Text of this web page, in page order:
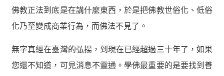
佛教正法到底是在講什麼東西，於是把佛教世俗化、低俗
化乃至變成商業行為，而佛法不見了。
無字真經在臺灣的弘揚，到現在已經超過三十年了，如果
您還不知道，可見消息不靈通。學佛最重要的是要找到善